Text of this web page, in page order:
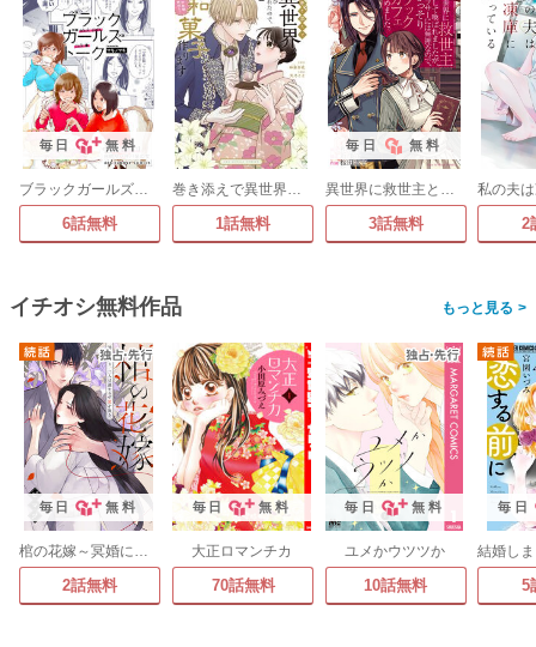
毎日 無料
ブラックガールズトーク ～女が語るムカつく奴ら～【単話】
6話無料
巻き添えで異世界に喚び出されたので、世界観無視して和菓子作ります
1話無料
毎日 無料
異世界に救世主として喚ばれましたが、アラサーには無理なので、ひっそりブックカフェ始めました。【タテ読み】
3話無料 2
イチオシ無料作品 >
毎日 無料
棺の花嫁～冥婚により、二人は遠からず愛を知る
2話無料
毎日 無料
大正ロマンチカ
70話無料
毎日 無料
ユメかウツツか
10話無料
毎日
5